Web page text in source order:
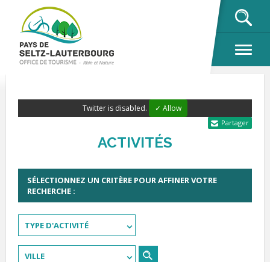
Twitter is disabled. ✓ Allow
Partager
ACTIVITÉS
SÉLECTIONNEZ UN CRITÈRE POUR AFFINER VOTRE
RECHERCHE :
TYPE D'ACTIVITÉ
VILLE